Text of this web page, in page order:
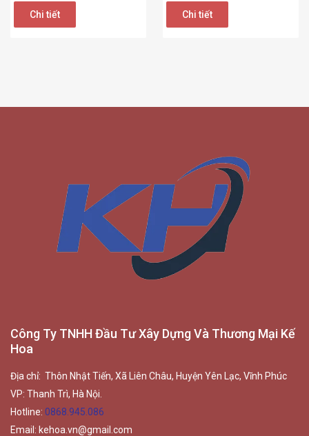
Chi tiết Chi tiết
Công Ty TNHH Đầu Tư Xây Dựng Và Thương Mại Kế
Hoa
Địa chỉ: Thôn Nhật Tiến, Xã Liên Châu, Huyện Yên Lạc, Vĩnh Phúc
VP: Thanh Trì, Hà Nội.
Hotline: 0868.945.086
Email: kehoa.vn@gmail.com